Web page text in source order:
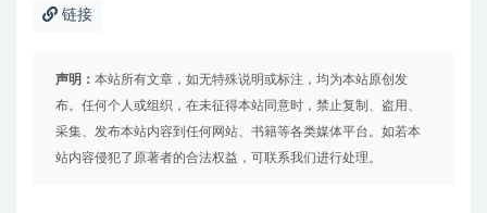
链接
声明： 本站所有文章，如无特殊说明或标注，均为本站原创发
布。任何个人或组织，在未征得本站同意时，禁止复制、盗用、
采集、发布本站内容到任何网站、书籍等各类媒体平台。如若本
站内容侵犯了原著者的合法权益，可联系我们进行处理。